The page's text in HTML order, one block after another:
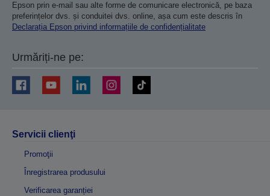
Epson prin e-mail sau alte forme de comunicare electronică, pe baza
preferințelor dvs. și conduitei dvs. online, așa cum este descris în
Declarația Epson privind informațiile de confidențialitate
Urmăriți-ne pe:
Servicii clienţi
Promoţii
Înregistrarea produsului
Verificarea garanției